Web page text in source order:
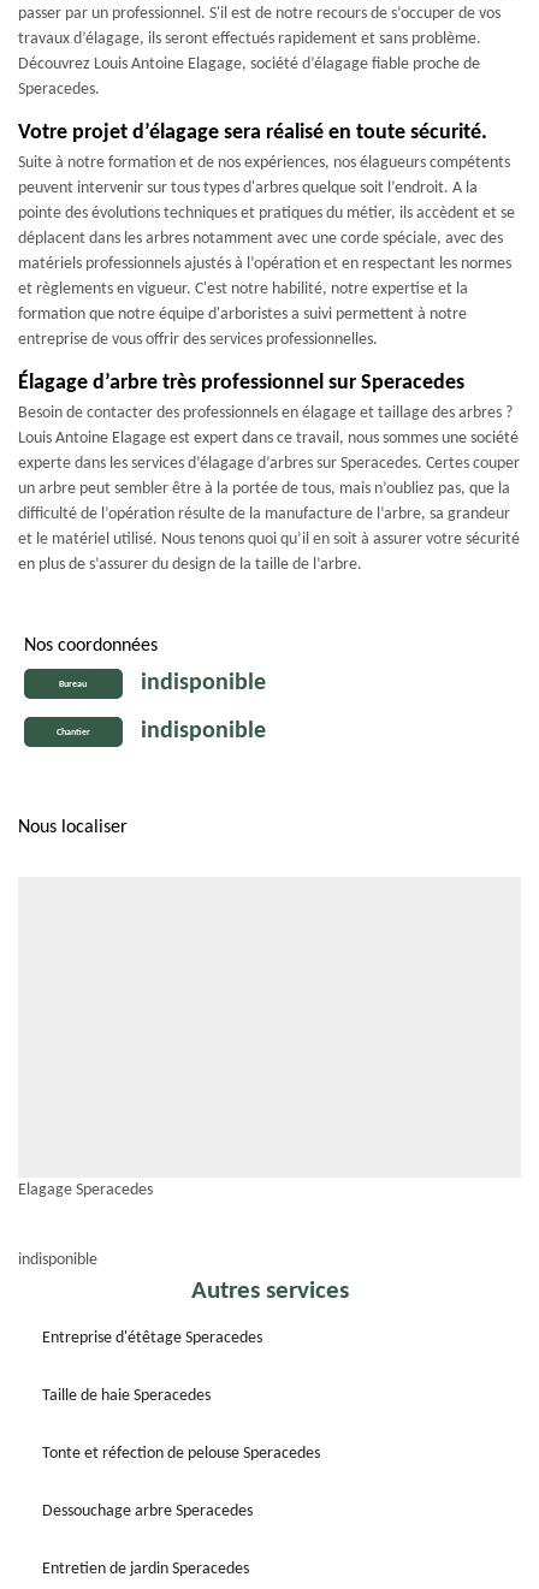
passer par un professionnel. S'il est de notre recours de s’occuper de vos
travaux d’élagage, ils seront effectués rapidement et sans problème.
Découvrez Louis Antoine Elagage, société d’élagage fiable proche de
Speracedes.
Votre projet d’élagage sera réalisé en toute sécurité.
Suite à notre formation et de nos expériences, nos élagueurs compétents
peuvent intervenir sur tous types d'arbres quelque soit l’endroit. A la
pointe des évolutions techniques et pratiques du métier, ils accèdent et se
déplacent dans les arbres notamment avec une corde spéciale, avec des
matériels professionnels ajustés à l’opération et en respectant les normes
et règlements en vigueur. C'est notre habilité, notre expertise et la
formation que notre équipe d'arboristes a suivi permettent à notre
entreprise de vous offrir des services professionnelles.
Élagage d’arbre très professionnel sur Speracedes
Besoin de contacter des professionnels en élagage et taillage des arbres ?
Louis Antoine Elagage est expert dans ce travail, nous sommes une société
experte dans les services d’élagage d’arbres sur Speracedes. Certes couper
un arbre peut sembler être à la portée de tous, mais n’oubliez pas, que la
difficulté de l’opération résulte de la manufacture de l’arbre, sa grandeur
et le matériel utilisé. Nous tenons quoi qu’il en soit à assurer votre sécurité
en plus de s’assurer du design de la taille de l’arbre.
Nos coordonnées
Bureau indisponible
Chantier indisponible
Nous localiser
Elagage Speracedes
indisponible
Autres services
Entreprise d'étêtage Speracedes
Taille de haie Speracedes
Tonte et réfection de pelouse Speracedes
Dessouchage arbre Speracedes
Entretien de jardin Speracedes